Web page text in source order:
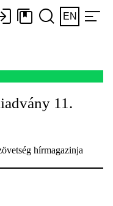
EN
11.
hírmagazinja